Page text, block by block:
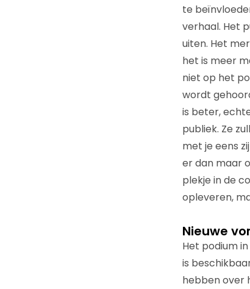
te
verhaal. Het
uiten. Het
het is meer
niet op het
wordt
is beter,
publiek. Ze
met je eens
er dan maar
plekje in de
opleveren,
Nieuwe
Het podium
is
hebben over